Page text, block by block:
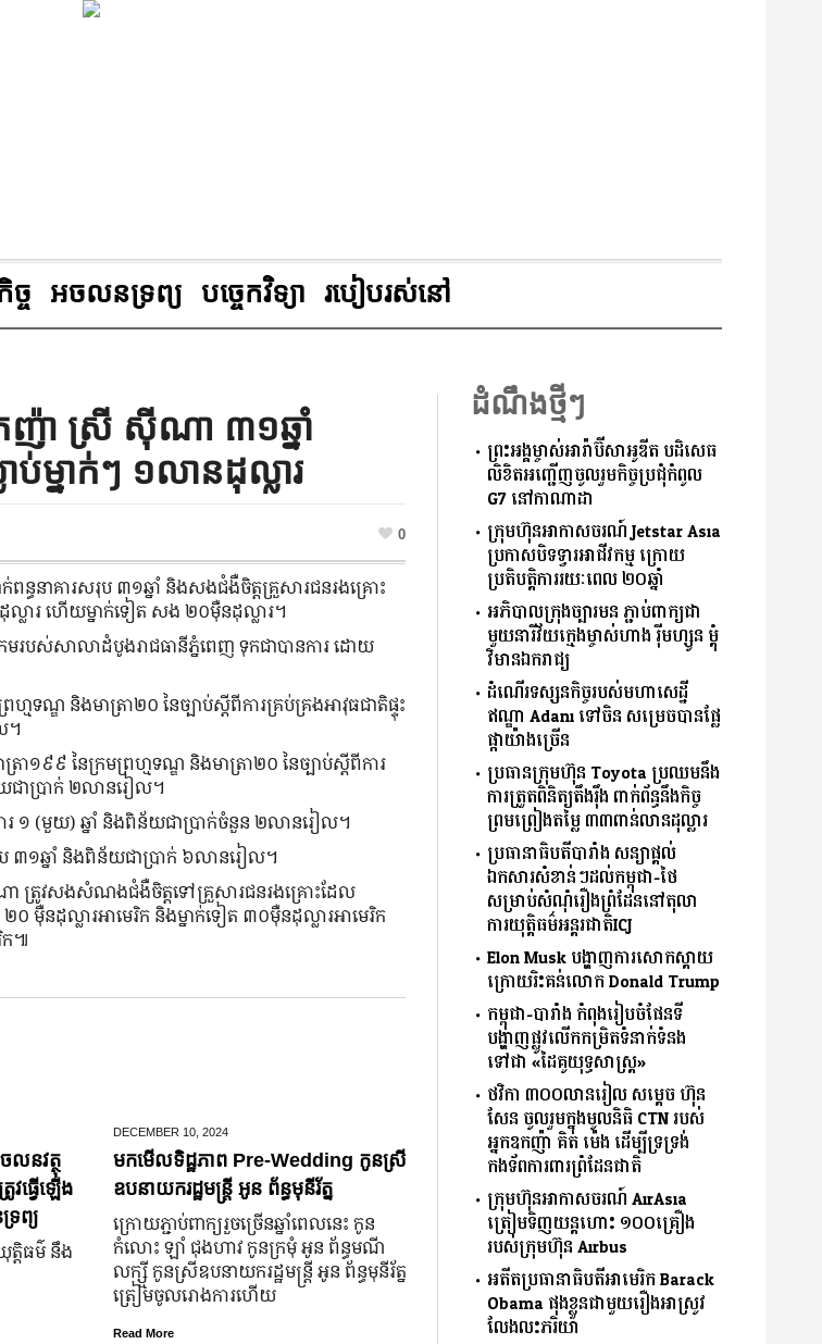
ច អចលនទ្រព្យ បច្ចេកវិទ្យា របៀបរស់នៅ
ញ៉ា ស្រី ស៊ីណា ៣១ឆ្នាំ
ម្នាក់ៗ ១លានដុល្លារ
0
ធនាគារសរុប ៣១ឆ្នាំ និងសងជំងឺចិត្តគ្រួសារជនរងគ្រោះ
លារ ហើយម្នាក់ទៀត សង ២០ម៉ឺនដុល្លារ។
របស់សាលាដំបូងរាជធានីភ្នំពេញ ទុកជាបានការ ដោយ
មទណ្ឌ និងមាត្រា២០ នៃច្បាប់ស្ដីពីការគ្រប់គ្រងអាវុធជាតិផ្ទុះ
។
ា១៩៩ នៃក្រមព្រហ្មទណ្ឌ និងមាត្រា២០ នៃច្បាប់ស្ដីពីការ
យជាប្រាក់ ២លានរៀល។
រ ១ (មួយ) ឆ្នាំ និងពិន័យជាប្រាក់ចំនួន ២លានរៀល។
៣១ឆ្នាំ និងពិន័យជាប្រាក់ ៦លានរៀល។
ត្រូវសងសំណងជំងឺចិត្តទៅគ្រួសារជនរងគ្រោះដែល
០ ម៉ឺនដុល្លារអាមេរិក និងម្នាក់ទៀត ៣០ម៉ឺនដុល្លារអាមេរិក
ក៕
លនវត្ថុ
វធ្វើឡើង
រព្យ
ត្តិធម៌ នឹង
DECEMBER 10, 2024
មកមើលទិដ្ឋភាព Pre-Wedding កូនស្រី
ឧបនាយករដ្ឋមន្រ្តី អូន ព័ន្ធមុនីរ័ត្ន
ក្រោយ​ភ្ជាប់​ពាក្យ​រួច​ច្រើន​ឆ្នាំ​ពេលនេះ កូន
កំលោះ ឡាំ ជុងហាវ កូនក្រមុំ អូន ព័ន្ធមណី
លក្ស្មី កូនស្រី​ឧបនាយករដ្ឋមន្ត្រី អូន ព័ន្ធមុនីរ័ត្ន
ត្រៀម​ចូល​រោងការ​ហើយ
Read More
ដំណឹងថ្មីៗ
ព្រះអង្គម្ចាស់អារ៉ាប៊ីសាអូឌីត បដិសេធ
លិខិតអញ្ជើញចូលរួមកិច្ចប្រជុំកំពូល
G7 នៅកាណាដា
ក្រុមហ៊ុនអាកាសចរណ៍ Jetstar Asia
ប្រកាសបិទទ្វារអាជីវកម្ម ក្រោយ
ប្រតិបត្តិការរយៈពេល ២០ឆ្នាំ
អភិបាលក្រុងច្បារមន ភ្ជាប់ពាក្យជា
មួយនារីវ័យក្មេងម្ចាស់ហាង រ៉ីមហ្សូន ម្តុំ
វិមានឯករាជ្យ
ដំណើរទស្សនកិច្ចរបស់មហាសេដ្ឋី
ឥណ្ឌា Adani ទៅចិន សម្រេចបានផ្លែ
ផ្កាយ៉ាងច្រើន
ប្រធានក្រុមហ៊ុន Toyota ប្រឈមនឹង
ការត្រួតពិនិត្យតឹងរ៉ឹង ពាក់ព័ន្ធនឹងកិច្ច
ព្រមព្រៀងតម្លៃ ៣៣ពាន់លានដុល្លារ
ប្រធានាធិបតីបារាំង សន្យាផ្ដល់
ឯកសារសំខាន់ៗដល់កម្ពុជា-ថៃ
សម្រាប់សំណុំរឿងព្រំដែននៅតុលា
ការយុតិ្តធម៌អន្តរជាតិICJ
Elon Musk បង្ហាញការសោកស្ដាយ
ក្រោយរិះគន់លោក Donald Trump
កម្ពុជា-បារាំង កំពុងរៀបចំផែនទី
បង្ហាញផ្លូវលើកកម្រិតទំនាក់ទំនង
ទៅជា «ដៃគូយុទ្ធសាស្ត្រ»
ថវិកា ៣០០លានរៀល សម្តេច ហ៊ុន
សែន ចូលរួមក្នុងមូលនិធិ CTN របស់
អ្នកឧកញ៉ា គិត ម៉េង ដើម្បីទ្រទ្រង់
កងទ័ពការពារព្រំដែនជាតិ
ក្រុមហ៊ុនអាកាសចរណ៍ AirAsia
ត្រៀមទិញយន្តហោះ ១០០គ្រឿង
របស់ក្រុមហ៊ុន Airbus
អតីតប្រធានាធិបតីអាមេរិក Barack
Obama ផុងខ្លួនជាមួយរឿងអាស្រូវ
លែងលះភរិយា